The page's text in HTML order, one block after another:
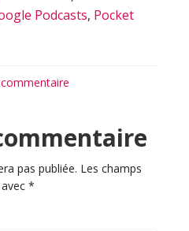
Podcasts, Pocket
pas publiée. Les champs
*